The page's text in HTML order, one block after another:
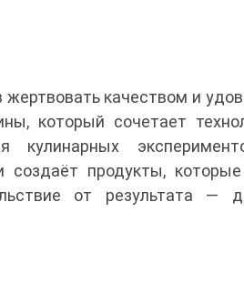
качеством и
который сочетает
кулинарных
создаёт продукты,
от результата —